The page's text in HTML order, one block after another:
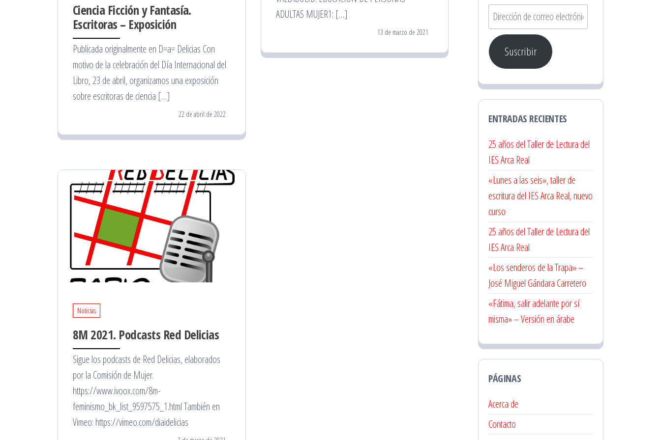
Ciencia Ficción y Fantasía.
Escritoras – Exposición
Publicada originalmente en D=a= Delicias Con
motivo de la celebración del Día Internacional del
Libro, 23 de abril, organizamos una exposición
sobre escritoras de ciencia […]
22 de abril de 2022
ADULTAS MUJER1: […]
13 de marzo de 2021
Noticias
8M 2021. Podcasts Red Delicias
Sigue los podcasts de Red Delicias, elaborados
por la Comisión de Mujer.
https://www.ivoox.com/8m-
feminismo_bk_list_9597575_1.html También en
Vimeo: https://vimeo.com/diaidelicias
Dirección
de
correo
electrónico
Suscribir
ENTRADAS RECIENTES
25 años del Taller de Lectura del
IES Arca Real
«Lunes a las seis», taller de
escritura del IES Arca Real, nuevo
curso
25 años del Taller de Lectura del
IES Arca Real
«Los senderos de la Trapa» –
José Miguel Gándara Carretero
«Fátima, salir adelante por sí
misma» – Versión en árabe
PÁGINAS
Acerca de
Contacto